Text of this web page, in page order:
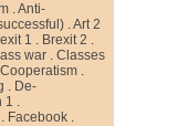
.Anti-
.Art 2
1 . Brexit 2 .
war .Classes
Cooperatism .
. De-
1 .
. Facebook .